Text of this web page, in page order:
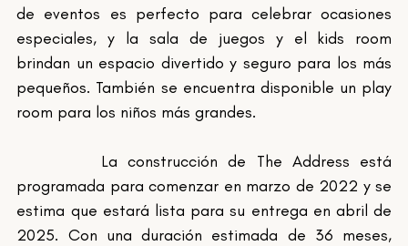
de eventos es perfecto para celebrar ocasiones
especiales, y la sala de juegos y el kids room
brindan un espacio divertido y seguro para los más
pequeños. También se encuentra disponible un play
room para los niños más grandes.
programada para comenzar en marzo de 2022 y se
estima que estará lista para su entrega en abril de
2025. Con una duración estimada de 36 meses,